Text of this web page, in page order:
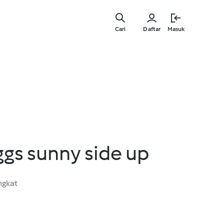
Daftar Masuk
Cari
sunny side up